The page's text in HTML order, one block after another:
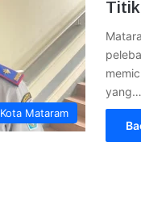
Kota Mataram
yang…